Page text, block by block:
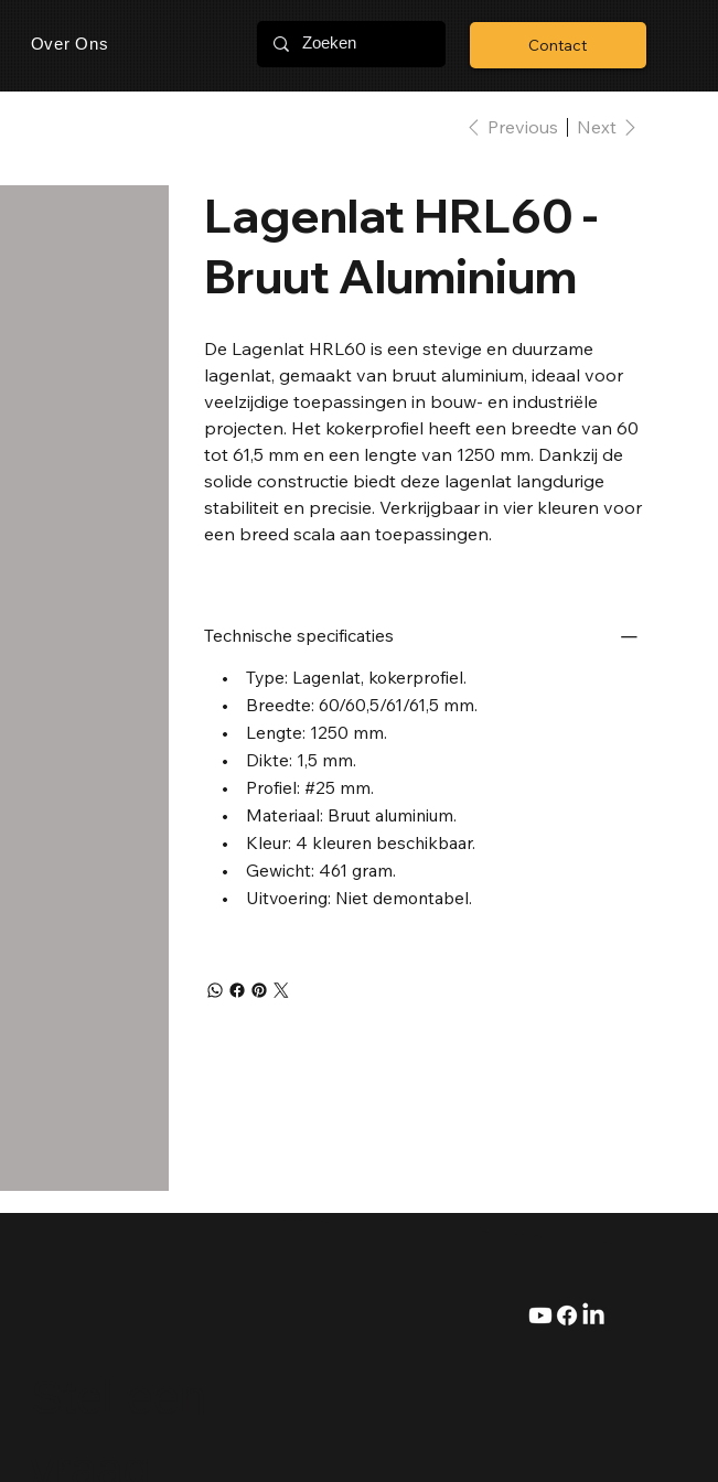
Over Ons Contact
Previous Next
Lagenlat HRL60 -
Bruut Aluminium
De Lagenlat HRL60 is een stevige en duurzame
lagenlat, gemaakt van bruut aluminium, ideaal voor
veelzijdige toepassingen in bouw- en industriële
projecten. Het kokerprofiel heeft een breedte van 60
tot 61,5 mm en een lengte van 1250 mm. Dankzij de
solide constructie biedt deze lagenlat langdurige
stabiliteit en precisie. Verkrijgbaar in vier kleuren voor
een breed scala aan toepassingen.
Technische specificaties
• Type: Lagenlat, kokerprofiel.
• Breedte: 60/60,5/61/61,5 mm.
• Lengte: 1250 mm.
• Dikte: 1,5 mm.
• Profiel: #25 mm.
• Materiaal: Bruut aluminium.
• Kleur: 4 kleuren beschikbaar.
• Gewicht: 461 gram.
• Uitvoering: Niet demontabel.